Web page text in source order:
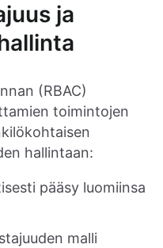
ja
(RBAC)
toimintojen
hallintaan:
pääsy luomiinsa
malli